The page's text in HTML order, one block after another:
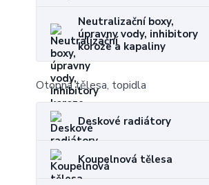
Neutralizační boxy,
úpravny vody, inhibitory
koroze a kapaliny
Otopná tělesa, topidla
Deskové radiátory
Koupelnová tělesa